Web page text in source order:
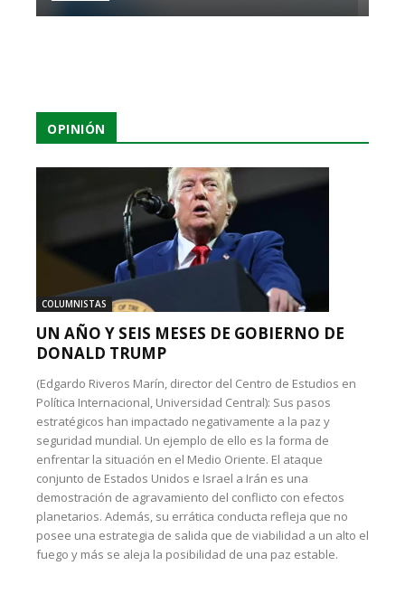
OPINIÓN
COLUMNISTAS
UN AÑO Y SEIS MESES DE GOBIERNO DE
DONALD TRUMP
(Edgardo Riveros Marín, director del Centro de Estudios en
Política Internacional, Universidad Central): Sus pasos
estratégicos han impactado negativamente a la paz y
seguridad mundial. Un ejemplo de ello es la forma de
enfrentar la situación en el Medio Oriente. El ataque
conjunto de Estados Unidos e Israel a Irán es una
demostración de agravamiento del conflicto con efectos
planetarios. Además, su errática conducta refleja que no
posee una estrategia de salida que de viabilidad a un alto el
fuego y más se aleja la posibilidad de una paz estable.